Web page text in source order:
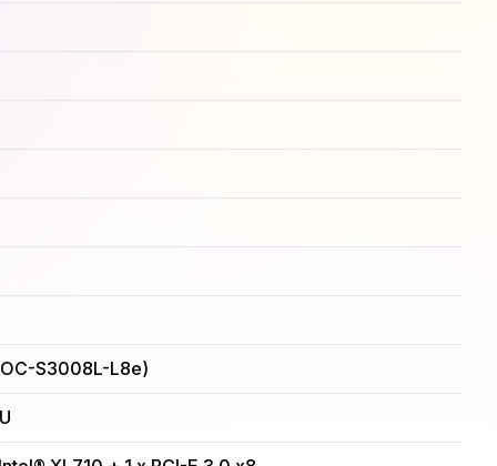
S3008L-L8e)